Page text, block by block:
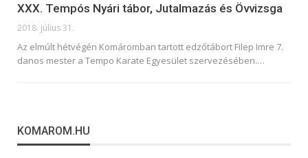
XXX. Tempós Nyári tábor, Jutalmazás és Övvizsga
2018. július 31.
Az elmúlt hétvégén Komáromban tartott edzőtábort Filep Imre 7.
danos mester a Tempo Karate Egyesület szervezésében.…
KOMAROM.HU